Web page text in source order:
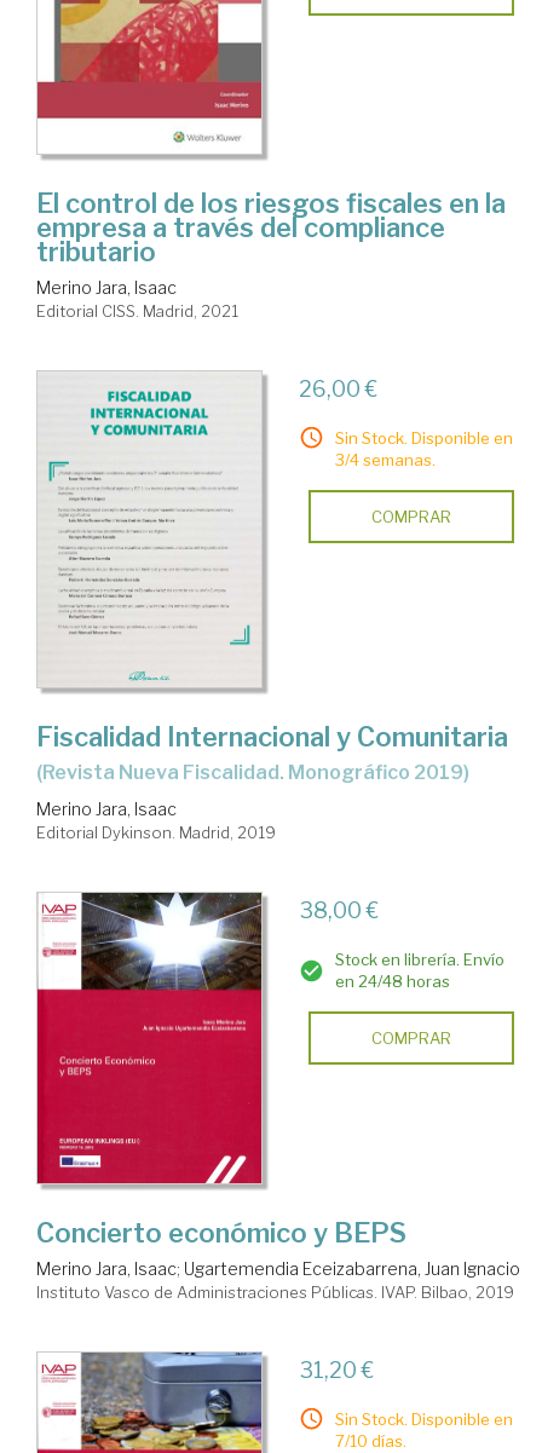
El control de los riesgos fiscales en la
empresa a través del compliance
tributario
Merino Jara, Isaac
Editorial CISS. Madrid, 2021
26,00 €
Sin Stock. Disponible en
3/4 semanas.
COMPRAR
Fiscalidad Internacional y Comunitaria
(Revista Nueva Fiscalidad. Monográfico 2019)
Merino Jara, Isaac
Editorial Dykinson. Madrid, 2019
38,00 €
Stock en librería. Envío
en 24/48 horas
COMPRAR
Concierto económico y BEPS
Merino Jara, Isaac; Ugartemendia Eceizabarrena, Juan Ignacio
Instituto Vasco de Administraciones Públicas. IVAP. Bilbao, 2019
31,20 €
Sin Stock. Disponible en
7/10 días.